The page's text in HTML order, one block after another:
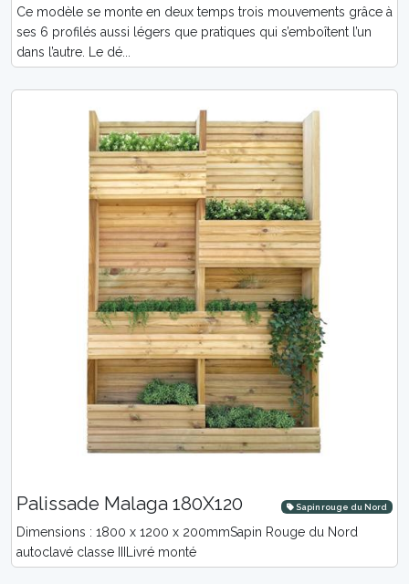
Ce modèle se monte en deux temps trois mouvements grâce à
ses 6 profilés aussi légers que pratiques qui s’emboîtent l’un
dans l’autre. Le dé...
Palissade Malaga 180X120 Sapin rouge du Nord
Dimensions : 1800 x 1200 x 200mmSapin Rouge du Nord
autoclavé classe IIILivré monté